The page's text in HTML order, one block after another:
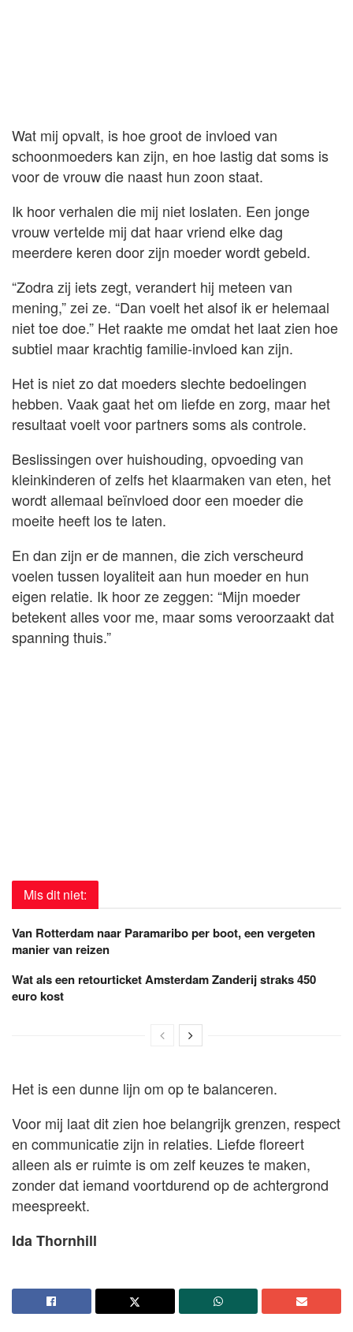
Wat mij opvalt, is hoe groot de invloed van
schoonmoeders kan zijn, en hoe lastig dat soms is
voor de vrouw die naast hun zoon staat.
Ik hoor verhalen die mij niet loslaten. Een jonge
vrouw vertelde mij dat haar vriend elke dag
meerdere keren door zijn moeder wordt gebeld.
“Zodra zij iets zegt, verandert hij meteen van
mening,” zei ze. “Dan voelt het alsof ik er helemaal
niet toe doe.” Het raakte me omdat het laat zien hoe
subtiel maar krachtig familie-invloed kan zijn.
Het is niet zo dat moeders slechte bedoelingen
hebben. Vaak gaat het om liefde en zorg, maar het
resultaat voelt voor partners soms als controle.
Beslissingen over huishouding, opvoeding van
kleinkinderen of zelfs het klaarmaken van eten, het
wordt allemaal beïnvloed door een moeder die
moeite heeft los te laten.
En dan zijn er de mannen, die zich verscheurd
voelen tussen loyaliteit aan hun moeder en hun
eigen relatie. Ik hoor ze zeggen: “Mijn moeder
betekent alles voor me, maar soms veroorzaakt dat
spanning thuis.”
Mis dit niet:
Van Rotterdam naar Paramaribo per boot, een vergeten
manier van reizen
Wat als een retourticket Amsterdam Zanderij straks 450
euro kost
Het is een dunne lijn om op te balanceren.
Voor mij laat dit zien hoe belangrijk grenzen, respect
en communicatie zijn in relaties. Liefde floreert
alleen als er ruimte is om zelf keuzes te maken,
zonder dat iemand voortdurend op de achtergrond
meespreekt.
Ida Thornhill